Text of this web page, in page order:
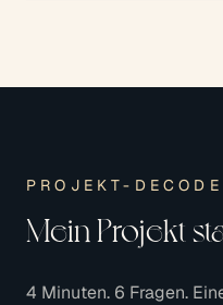
PROJEKT-
Mein Projekt
4 Minuten. 6 Fragen.